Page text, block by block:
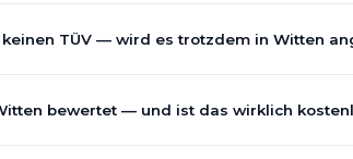
TÜV — wird es trotzdem in Witten
in Witten an. Der Zustand Ihres Fahrzeugs
bewertet — und ist das wirklich